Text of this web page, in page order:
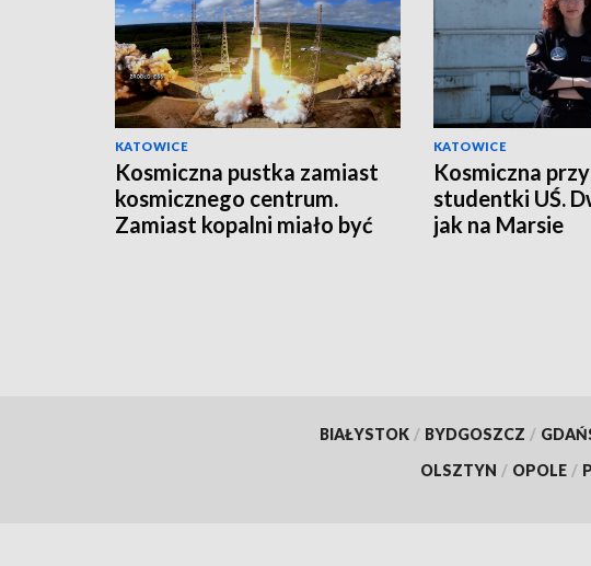
KATOWICE
Kosmiczna pustka zamiast
kosmicznego centrum.
Zamiast kopalni miało być
KATOWICE
Kosmiczna
studentki UŚ.
jak na Marsie
BIAŁYSTOK / BYDGOSZCZ /
OLSZTYN / OPOLE /